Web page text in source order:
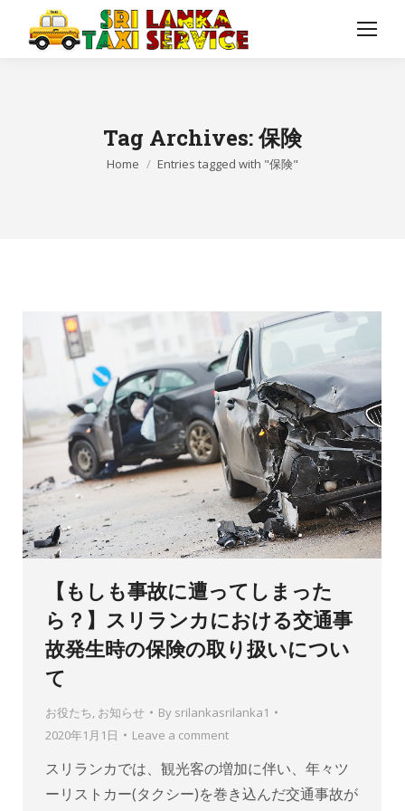
Tag Archives:保険
You are here:
Home Entries tagged with "保険"
【もしも事故に遭ってしまった
ら？】スリランカにおける交通事
故発生時の保険の取り扱いについ
て
お役たち, お知らせ By srilankasrilanka1
2020年1月1日
Leave a comment
スリランカでは、観光客の増加に伴い、年々ツ
ーリストカー(タクシー)を巻き込んだ交通事故が